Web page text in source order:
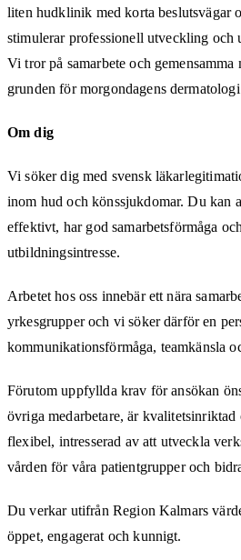
liten hudklinik med korta beslutsvägar
stimulerar professionell utveckling
Vi tror på samarbete och
grunden för morgondagens
Om dig
Vi söker dig med svensk
inom hud och könssjukdomar. Du kan
effektivt, har god samarbetsförmåga
utbildningsintresse.
Arbetet hos oss innebär ett nära
yrkesgrupper och vi söker därför en
kommunikationsförmåga, teamkänsla
Förutom uppfyllda krav för ansökan
övriga medarbetare, är kvalitetsinriktad
flexibel, intresserad av att utveckla
vården för våra patientgrupper och
Du verkar utifrån Region Kalmars
öppet, engagerat och kunnigt.